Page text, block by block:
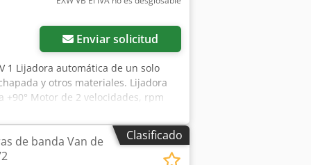
mediante autocargador
desde los tableros de producción a
automáticamente a la prensa
año de producción Molde 200 x
muchos otros Moldes usados.
aire comprimido. Podemos ofrecer
Enviar solicitud
1 Lijadora automática de un solo
y otros materiales. Lijadora
Motor de 2 velocidades, rpm
Alimentación automática con
de la salida de extracción
Clasificado
de banda Van de